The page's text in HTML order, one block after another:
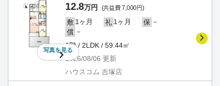
写真を見る
12.8万円 (共益費 7,000円)
敷 1ヶ月 礼 1ヶ月 保 －
償 －
1階 / 2LDK / 59.44㎡
2026/08/06 更新
ハウスコム 吉塚店